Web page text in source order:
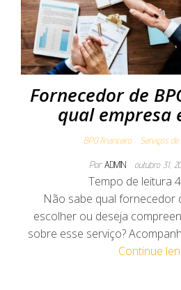
Fornecedor de
qual empresa
BPO financeiro Serviços de
Por ADMIN outubro 31,
Tempo de leitura 4
Não sabe qual fornecedor
escolher ou deseja
sobre esse serviço?
Continue